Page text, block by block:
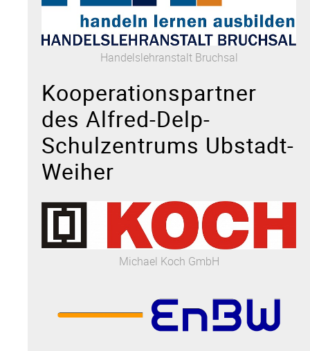
Handelslehranstalt Bruchsal
Kooperationspartner
des Alfred-Delp-
Schulzentrums Ubstadt-
Weiher
Michael Koch GmbH